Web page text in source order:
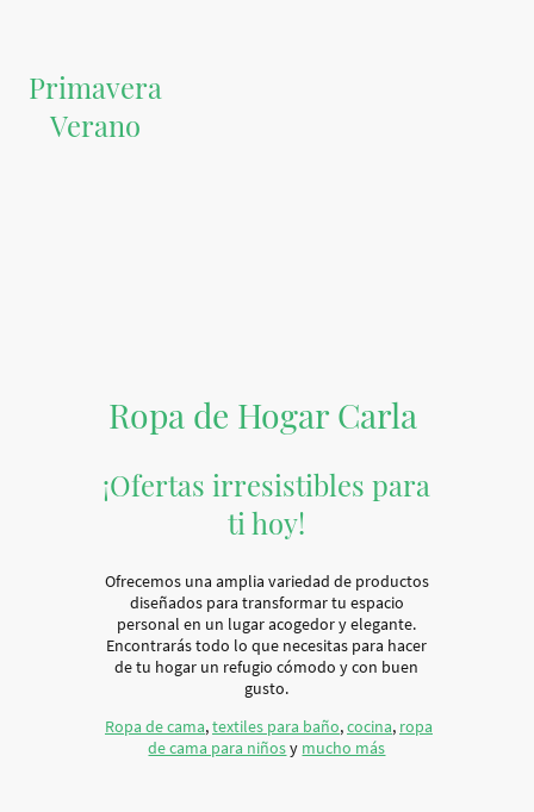
Primavera
Verano
Ropa de Hogar Carla
¡Ofertas irresistibles para
ti hoy!
Ofrecemos una amplia variedad de productos
diseñados para transformar tu espacio
personal en un lugar acogedor y elegante.
Encontrarás todo lo que necesitas para hacer
de tu hogar un refugio cómodo y con buen
gusto.
Ropa de cama,textiles para baño,cocina, ropa
de cama para niñosy mucho más